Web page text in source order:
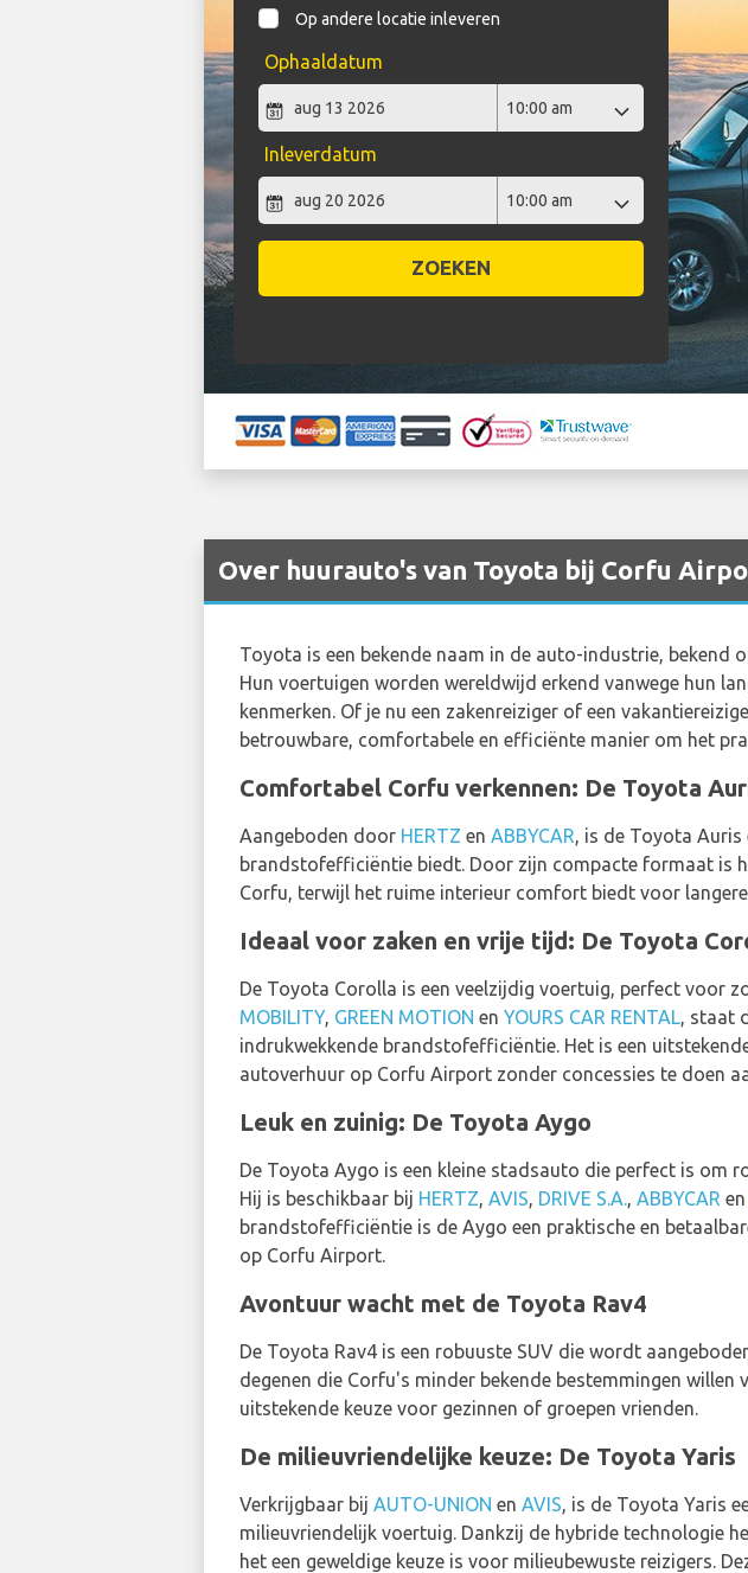
Op andere locatie inleveren
Ophaaldatum
Inleverdatum
ZOEKEN
Over huurauto's van Toyota bij Corfu
Toyota is een bekende naam in de auto-industrie,
Hun voertuigen worden wereldwijd erkend vanwege hun
kenmerken. Of je nu een zakenreiziger of een
betrouwbare, comfortabele en efficiënte manier om het
Comfortabel Corfu verkennen: De Toyota
Aangeboden door HERTZ en ABBYCAR, is de Toyota
brandstofefficiëntie biedt. Door zijn compacte formaat is
Corfu, terwijl het ruime interieur comfort biedt voor
Ideaal voor zaken en vrije tijd: De Toyota
De Toyota Corolla is een veelzijdig voertuig, perfect voor
MOBILITY, GREEN MOTION en YOURS CAR RENTAL, staat
indrukwekkende brandstofefficiëntie. Het is een
autoverhuur op Corfu Airport zonder concessies te doen
Leuk en zuinig: De Toyota Aygo
De Toyota Aygo is een kleine stadsauto die perfect is om
Hij is beschikbaar bij HERTZ, AVIS, DRIVE S.A., ABBYCAR en
brandstofefficiëntie is de Aygo een praktische en
op Corfu Airport.
Avontuur wacht met de Toyota Rav4
De Toyota Rav4 is een robuuste SUV die wordt
degenen die Corfu's minder bekende bestemmingen
uitstekende keuze voor gezinnen of groepen vrienden.
De milieuvriendelijke keuze: De Toyota Yaris
Verkrijgbaar bij AUTO-UNION en AVIS, is de Toyota Yaris
milieuvriendelijk voertuig. Dankzij de hybride technologie
het een geweldige keuze is voor milieubewuste reizigers.